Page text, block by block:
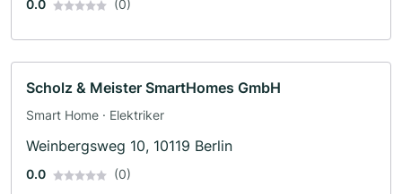
0.0 (0)
Scholz & Meister SmartHomes GmbH
Smart Home · Elektriker
Weinbergsweg 10, 10119 Berlin
0.0 (0)